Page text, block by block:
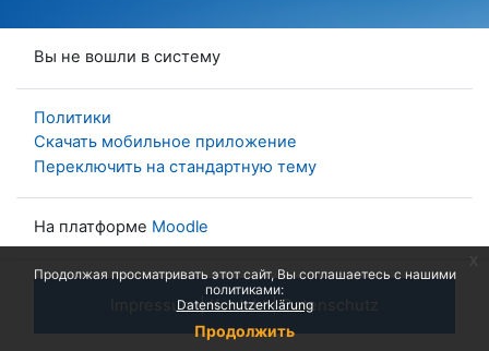
Продолжая просматривать этот сайт, Вы соглашаетесь с нашими
политиками:
Datenschutzerklärung
Продолжить
x
Вы не вошли в систему
Политики
Скачать мобильное приложение
Переключить на стандартную тему
На платформе Moodle
Impressum|Kontakt|Datenschutz